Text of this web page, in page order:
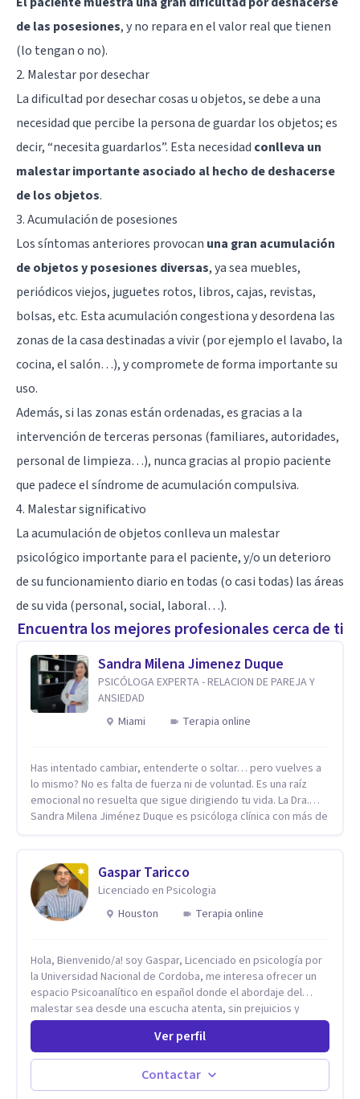
de las posesiones, y no repara en el valor real que tienen
(lo tengan o no).
2. Malestar por desechar
La dificultad por desechar cosas u objetos, se debe a una
necesidad que percibe la persona de guardar los objetos; es
decir, “necesita guardarlos”. Esta necesidad conlleva un
malestar importante asociado al hecho de deshacerse
de los objetos.
3. Acumulación de posesiones
Los síntomas anteriores provocan una gran acumulación
de objetos y posesiones diversas, ya sea muebles,
periódicos viejos, juguetes rotos, libros, cajas, revistas,
bolsas, etc. Esta acumulación congestiona y desordena las
zonas de la casa destinadas a vivir (por ejemplo el lavabo, la
cocina, el salón…), y compromete de forma importante su
uso.
Además, si las zonas están ordenadas, es gracias a la
intervención de terceras personas (familiares, autoridades,
personal de limpieza…), nunca gracias al propio paciente
que padece el síndrome de acumulación compulsiva.
4. Malestar significativo
La acumulación de objetos conlleva un malestar
psicológico importante para el paciente, y/o un deterioro
de su funcionamiento diario en todas (o casi todas) las áreas
de su vida (personal, social, laboral…).
Encuentra los mejores profesionales cerca de ti
Sandra Milena Jimenez Duque
PSICÓLOGA EXPERTA - RELACION DE PAREJA Y
ANSIEDAD
Miami
Terapia online
Has intentado cambiar, entenderte o soltar… pero vuelves a
lo mismo? No es falta de fuerza ni de voluntad. Es una raíz
emocional no resuelta que sigue dirigiendo tu vida. La Dra.
Sandra Milena Jiménez Duque es psicóloga clínica con más de
ansiedad, la baja autoestima, la dependencia emocional y los
conflictos de pareja. Ha trabajado con pacientes en
diferentes países, acompañando procesos complejos. Su
enfoque terapéutico se diferencia por una premisa clara: no
sistema emocional, reprocesamiento de heridas de la
infancia y reestructuración cognitiva profunda, permitiendo
transformar patrones, emociones y decisiones desde su
origen. Si buscas un proceso superficial, este no es el lugar.
Pero si estás listo(a) para comprender, sanar y transformar la
raíz de lo que te ocurre, la Dra. Sandra Milena Jiménez Duque
es una de las mejores opciones para acompañarte. Porque
cuando sanas tu mundo interno, cambias tu forma de pensar,
de elegir y de vivir.
Gaspar Taricco
Licenciado en Psicologia
Houston
Terapia online
Hola, Bienvenido/a! soy Gaspar, Licenciado en psicología por
la Universidad Nacional de Cordoba, me interesa ofrecer un
espacio Psicoanalítico en español donde el abordaje del
malestar sea desde una escucha atenta, sin prejuicios y
rescatando lo singular de cada caso, sin caer en etiquetas.
Considero que todas las personas en algún momento pueden
sufrir y cada una por cuestiones particulares, es en mi
espacio donde se le dará un lugar a esas cuestiones
singulares de cada uno, para luego generar cambios. Soy una
Ver perfil
Contactar